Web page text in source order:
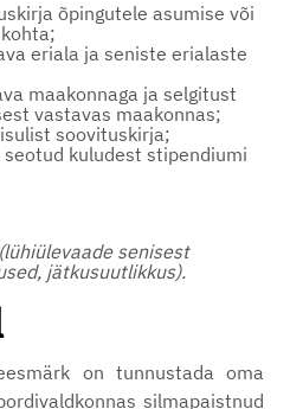
õpingutele asumise või
eriala ja seniste erialaste
maakonnaga ja selgitust
vastavas maakonnas;
soovituskirja;
seotud kuludest stipendiumi
senisest
jätkusuutlikkus).
on tunnustada oma
silmapaistnud